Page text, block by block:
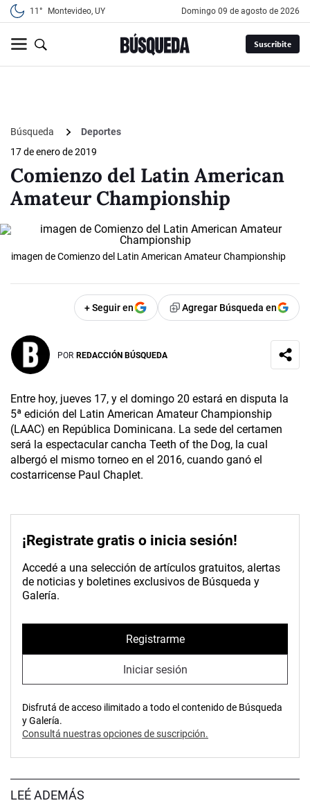
11° Montevideo, UY domingo 09 de agosto de 2026
Suscribite
Búsqueda
Deportes
17 de enero de 2019
Comienzo del Latin American
Amateur Championship
imagen de Comienzo del Latin American Amateur Championship
+ Seguir en Agregar Búsqueda en
POR REDACCIÓN BÚSQUEDA
Entre hoy, jueves 17, y el domingo 20 estará en disputa la
5ª edición del Latin American Amateur Championship
(LAAC) en República Dominicana. La sede del certamen
será la espectacular cancha Teeth of the Dog, la cual
albergó el mismo torneo en el 2016, cuando ganó el
costarricense Paul Chaplet.
¡Registrate gratis o inicia sesión!
Accedé a una selección de artículos gratuitos, alertas
de noticias y boletines exclusivos de Búsqueda y
Galería.
Registrarme
Iniciar sesión
Disfrutá de acceso ilimitado a todo el contenido de Búsqueda
y Galería.
Consultá nuestras opciones de suscripción.
LEÉ ADEMÁS